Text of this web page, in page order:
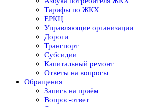
Тарифы по ЖКХ
ЕРКЦ
Управляющие организации
Дороги
Транспорт
Субсидии
Капитальный ремонт
Ответы на вопросы
Обращения
Запись на приём
Вопрос-ответ